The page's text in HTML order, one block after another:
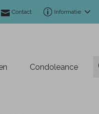
Contact Informatie
Condoleance